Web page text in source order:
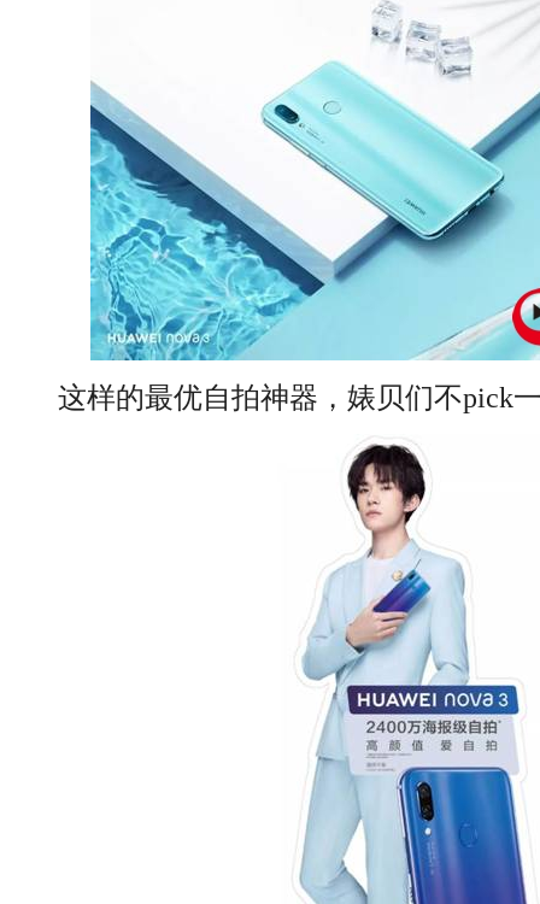
这样的最优自拍神器，婊贝们不pick